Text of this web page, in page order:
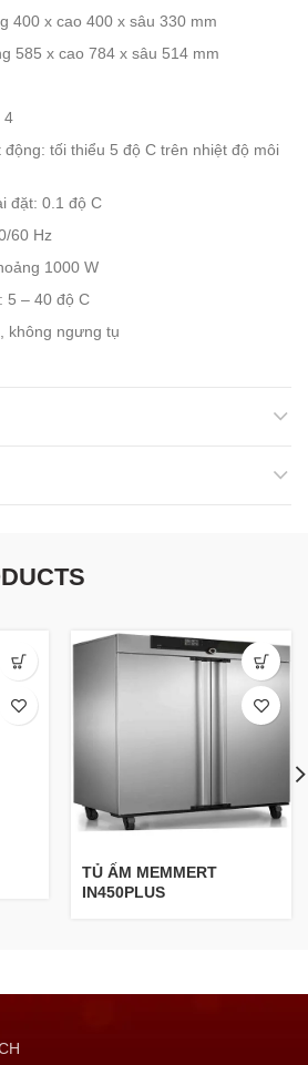
400 x cao 400 x sâu 330 mm
585 x cao 784 x sâu 514 mm
4
động: tối thiểu 5 độ C trên nhiệt độ môi
đặt: 0.1 độ C
60 Hz
1000 W
: 5 – 40 độ C
không ngưng tụ
TỦ ẤM MEMMERT
IN450PLUS